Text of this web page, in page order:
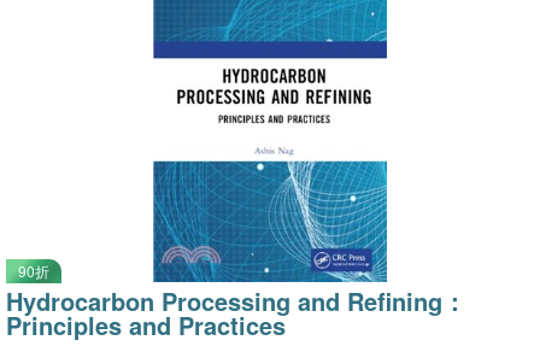
90折
Hydrocarbon Processing and Refining：
Principles and Practices